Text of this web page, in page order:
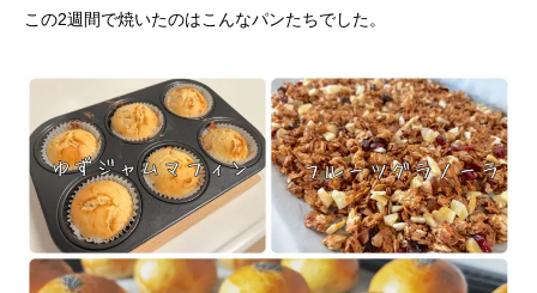
この2週間で焼いたのはこんなパンたちでした。